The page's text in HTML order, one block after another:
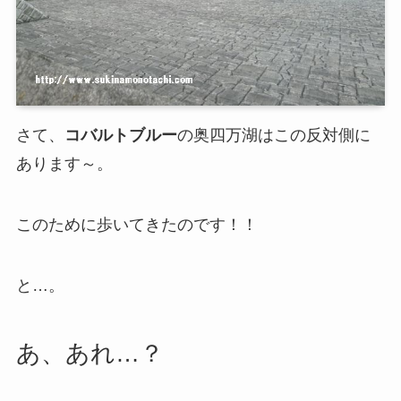
さて、 コバルトブルーの奥四万湖はこの反対側に
あります～。
このために歩いてきたのです！！
と…。
あ、あれ…？